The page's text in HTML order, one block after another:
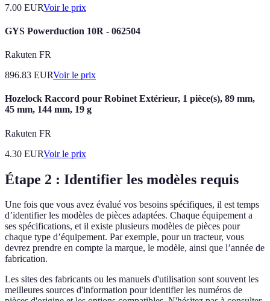
7.00 EURVoir le prix
GYS Powerduction 10R - 062504
Rakuten FR
896.83 EURVoir le prix
Hozelock Raccord pour Robinet Extérieur, 1 pièce(s), 89 mm,
45 mm, 144 mm, 19 g
Rakuten FR
4.30 EURVoir le prix
Étape 2 : Identifier les modèles requis
Une fois que vous avez évalué vos besoins spécifiques, il est temps
d’identifier les modèles de pièces adaptées. Chaque équipement a
ses spécifications, et il existe plusieurs modèles de pièces pour
chaque type d’équipement. Par exemple, pour un tracteur, vous
devrez prendre en compte la marque, le modèle, ainsi que l’année de
fabrication.
Les sites des fabricants ou les manuels d'utilisation sont souvent les
meilleures sources d'information pour identifier les numéros de